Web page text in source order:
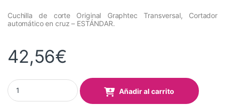
Cuchilla de corte Original Graphtec Transversal, Cortador
automático en cruz – ESTÁNDAR.
42,56€
Cuchilla de corte CT01H quantity
Añadir al carrito